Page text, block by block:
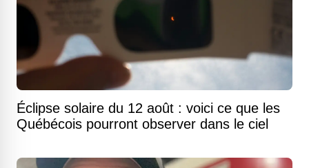
Éclipse solaire du 12 août : voici ce que les
Québécois pourront observer dans le ciel